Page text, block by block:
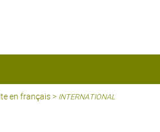
en français> INTERNATIONAL